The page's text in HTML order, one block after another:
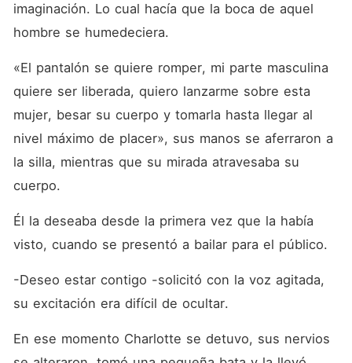
imaginación. Lo cual hacía que la boca de aquel
hombre se humedeciera.
«El pantalón se quiere romper, mi parte masculina
quiere ser liberada, quiero lanzarme sobre esta
mujer, besar su cuerpo y tomarla hasta llegar al
nivel máximo de placer», sus manos se aferraron a
la silla, mientras que su mirada atravesaba su
cuerpo.
Él la deseaba desde la primera vez que la había
visto, cuando se presentó a bailar para el público.
-Deseo estar contigo -solicitó con la voz agitada,
su excitación era difícil de ocultar.
En ese momento Charlotte se detuvo, sus nervios